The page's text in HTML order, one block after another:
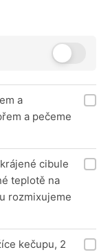
a
a pečeme
cibule
teplotě na
rozmixujeme
kečupu, 2